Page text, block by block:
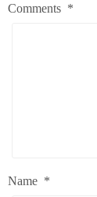
Comments *
Name *